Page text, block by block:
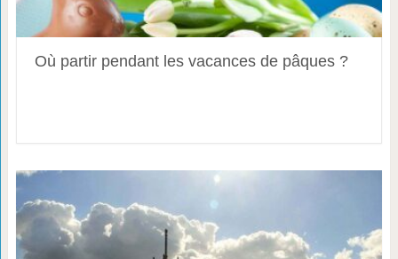
Où partir pendant les vacances de pâques ?